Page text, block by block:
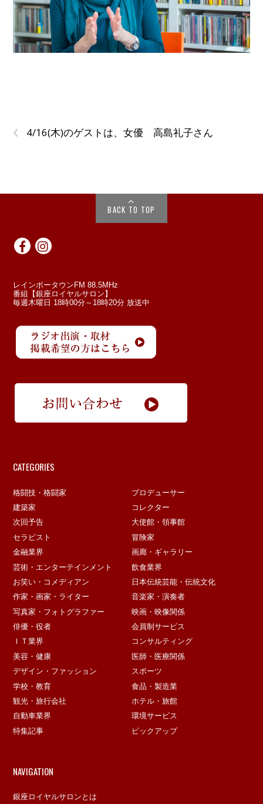
‹ 4/16(木)のゲストは、女優 高島礼子さん
BACK TO TOP
レインボータウンFM 88.5MHz
番組【銀座ロイヤルサロン】
毎週木曜日 18時00分～18時20分 放送中
CATEGORIES
格闘技・格闘家
プロデューサー
建築家
コレクター
次回予告
大使館・領事館
セラピスト
冒険家
金融業界
画廊・ギャラリー
芸術・エンターテインメント
飲食業界
お笑い・コメディアン
日本伝統芸能・伝統文化
作家・画家・ライター
音楽家・演奏者
写真家・フォトグラファー
映画・映像関係
俳優・役者
会員制サービス
ＩＴ業界
コンサルティング
美容・健康
医師・医療関係
デザイン・ファッション
スポーツ
学校・教育
食品・製造業
観光・旅行会社
ホテル・旅館
自動車業界
環境サービス
特集記事
ピックアップ
NAVIGATION
銀座ロイヤルサロンとは